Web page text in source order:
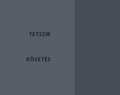
TETSZIK
KÖVETÉS